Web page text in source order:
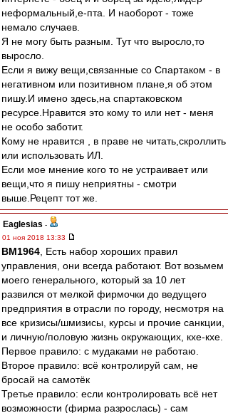
неформальный,е-пта. И наоборот - тоже
немало случаев.
Я не могу быть разным. Тут что выросло,то
выросло.
Если я вижу вещи,связанные со Спартаком - в
негативном или позитивном плане,я об этом
пишу.И имено здесь,на спартаковском
ресурсе.Нравится это кому то или нет - меня
не особо заботит.
Кому не нравится , в праве не читать,скроллить
или использовать ИЛ.
Если мое мнение кого то не устраивает или
вещи,что я пишу неприятны - смотри
выше.Рецепт тот же.
Eaglesias -
01 ноя 2018 13:33
BM1964 , Есть набор хороших правил
управления, они всегда работают. Вот возьмем
моего генерального, который за 10 лет
развился от мелкой фирмочки до ведущего
предприятия в отрасли по городу, несмотря на
все кризисы/шмизисы, курсы и прочие санкции,
и личную/половую жизнь окружающих, кхе-кхе.
Первое правило: с мудаками не работаю.
Второе правило: всё контролируй сам, не
бросай на самотёк
Третье правило: если контролировать всё нет
возможности (фирма разрослась) - сам